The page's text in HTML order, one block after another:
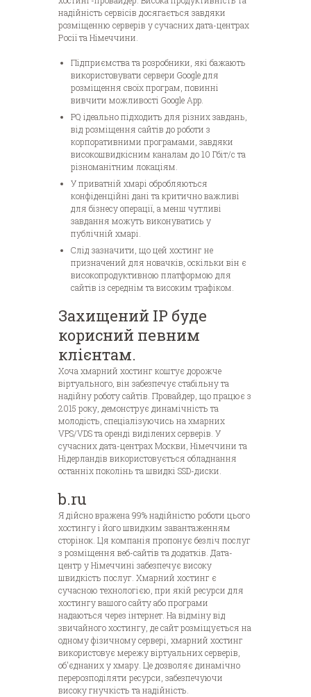
надійність сервісів досягається завдяки
розміщенню серверів у сучасних дата-центрах
Росії та Німеччини.
Підприємства та розробники, які бажають
використовувати сервери Google для
розміщення своїх програм, повинні
вивчити можливості Google App.
PQ ідеально підходить для різних завдань,
від розміщення сайтів до роботи з
корпоративними програмами, завдяки
високошвидкісним каналам до 10 Гбіт/с та
різноманітним локаціям.
У приватній хмарі обробляються
конфіденційні дані та критично важливі
для бізнесу операції, а менш чутливі
завдання можуть виконуватись у
публічній хмарі.
Слід зазначити, що цей хостинг не
призначений для новачків, оскільки він є
високопродуктивною платформою для
сайтів із середнім та високим трафіком.
Захищений IP буде
корисний певним
клієнтам.
Хоча хмарний хостинг коштує дорожче
віртуального, він забезпечує стабільну та
надійну роботу сайтів. Провайдер, що працює з
2015 року, демонструє динамічність та
молодість, спеціалізуючись на хмарних
VPS/VDS та оренді виділених серверів. У
сучасних дата-центрах Москви, Німеччини та
Нідерландів використовується обладнання
останніх поколінь та швидкі SSD-диски.
b.ru
Я дійсно вражена 99% надійністю роботи цього
хостингу і його швидким завантаженням
сторінок. Ця компанія пропонує безліч послуг
з розміщення веб-сайтів та додатків. Дата-
центр у Німеччині забезпечує високу
швидкість послуг. Хмарний хостинг є
сучасною технологією, при якій ресурси для
хостингу вашого сайту або програми
надаються через інтернет. На відміну від
звичайного хостингу, де сайт розміщується на
одному фізичному сервері, хмарний хостинг
використовує мережу віртуальних серверів,
об'єднаних у хмару. Це дозволяє динамічно
перерозподіляти ресурси, забезпечуючи
високу гнучкість та надійність.